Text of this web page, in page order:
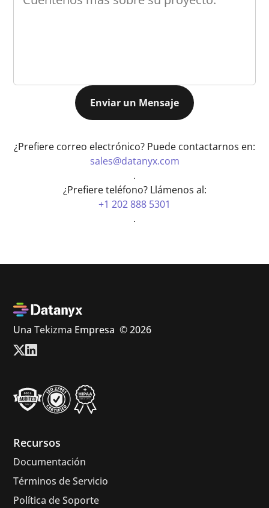
Enviar un Mensaje
¿Prefiere correo electrónico? Puede contactarnos en:
sales@datanyx.com
.
¿Prefiere teléfono? Llámenos al:
+1 202 888 5301
.
UnaTekizma Empresa © 2026
Recursos
Documentación
Términos de Servicio
Política de Soporte